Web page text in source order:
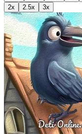
2x
2.5x 3x